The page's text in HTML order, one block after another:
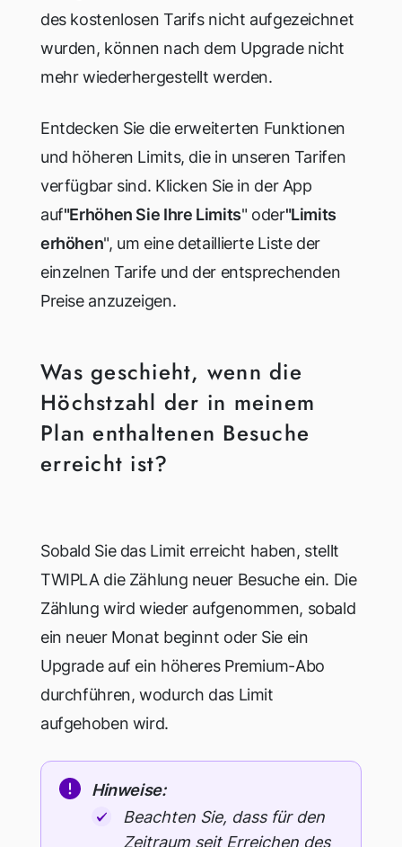
des kostenlosen Tarifs nicht aufgezeichnet
wurden, können nach dem Upgrade nicht
mehr wiederhergestellt werden.
Entdecken Sie die erweiterten Funktionen
und höheren Limits, die in unseren Tarifen
verfügbar sind. Klicken Sie in der App
auf"Erhöhen Sie Ihre Limits" oder"Limits
erhöhen", um eine detaillierte Liste der
einzelnen Tarife und der entsprechenden
Preise anzuzeigen.
Was geschieht, wenn die
Höchstzahl der in meinem
Plan enthaltenen Besuche
erreicht ist?
Sobald Sie das Limit erreicht haben, stellt
TWIPLA die Zählung neuer Besuche ein. Die
Zählung wird wieder aufgenommen, sobald
ein neuer Monat beginnt oder Sie ein
Upgrade auf ein höheres Premium-Abo
durchführen, wodurch das Limit
aufgehoben wird.
Hinweise:
Beachten Sie, dass für den
Zeitraum seit Erreichen des